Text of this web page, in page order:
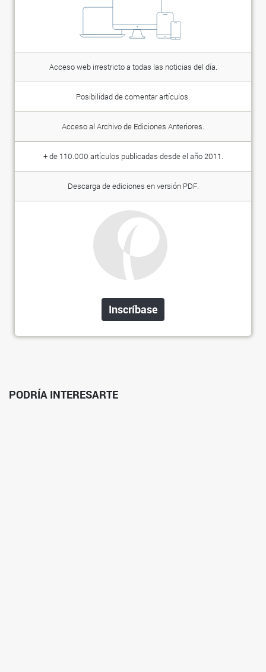
Acceso web irrestricto a todas las noticias del día.
Posibilidad de comentar artículos.
Acceso al Archivo de Ediciones Anteriores.
+ de 110.000 artículos publicadas desde el año 2011.
Descarga de ediciones en versión PDF.
Inscríbase
PODRÍA INTERESARTE